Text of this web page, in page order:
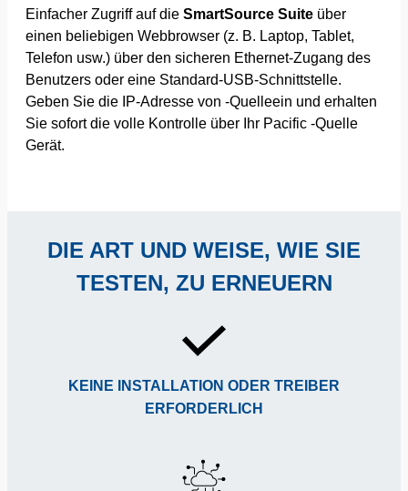
Einfacher Zugriff auf die SmartSource Suite über
einen beliebigen Webbrowser (z. B. Laptop, Tablet,
Telefon usw.) über den sicheren Ethernet-Zugang des
Benutzers oder eine Standard-USB-Schnittstelle.
Geben Sie die IP-Adresse von -Quelleein und erhalten
Sie sofort die volle Kontrolle über Ihr Pacific -Quelle
Gerät.
DIE ART UND WEISE, WIE SIE
TESTEN, ZU ERNEUERN
KEINE INSTALLATION ODER TREIBER
ERFORDERLICH